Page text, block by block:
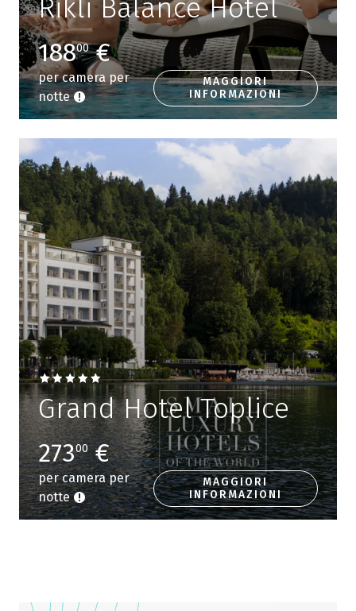
Rikli Balance Hotel
18800€
per camera per
notte
MAGGIORI
INFORMAZIONI
Grand Hotel Toplice
27300€
per camera per
notte
MAGGIORI
INFORMAZIONI